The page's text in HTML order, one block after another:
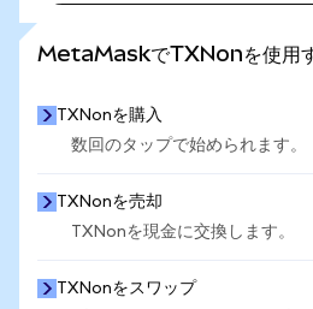
MetaMaskでTXNonを使用
TXNonを購入
数回のタップで始められます。
TXNonを売却
TXNonを現金に交換します。
TXNonをスワップ